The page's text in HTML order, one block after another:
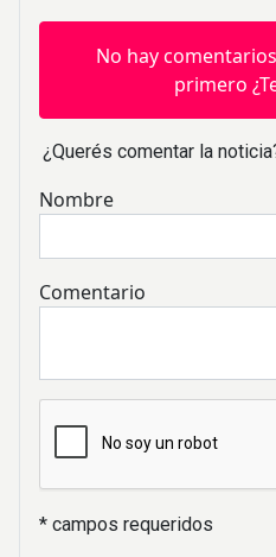
No hay
primero
¿Querés comentar la
Nombre
Comentario
* campos requeridos